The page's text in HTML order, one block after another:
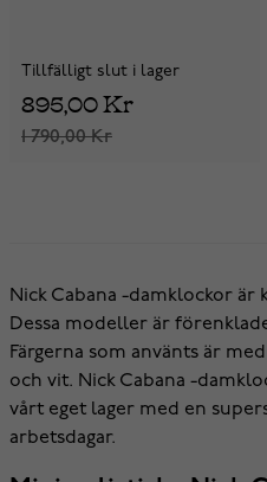
Tillfälligt slut i lager
1 790,00 Kr
895,00 Kr
Nick Cabana -damklockor är
Dessa modeller är
Färgerna som använts är
och vit. Nick Cabana -
vårt eget lager med en
arbetsdagar.